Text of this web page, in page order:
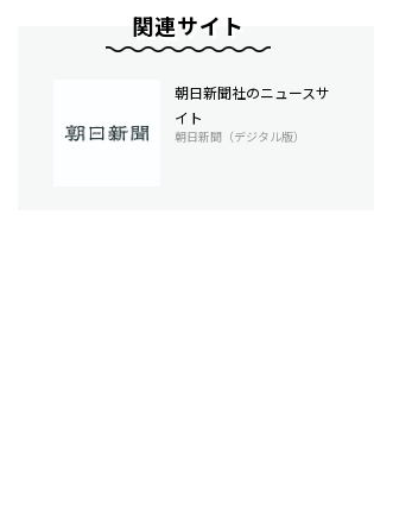
関連サイト
朝日新聞社のニュースサ
イト
朝日新聞（デジタル版）